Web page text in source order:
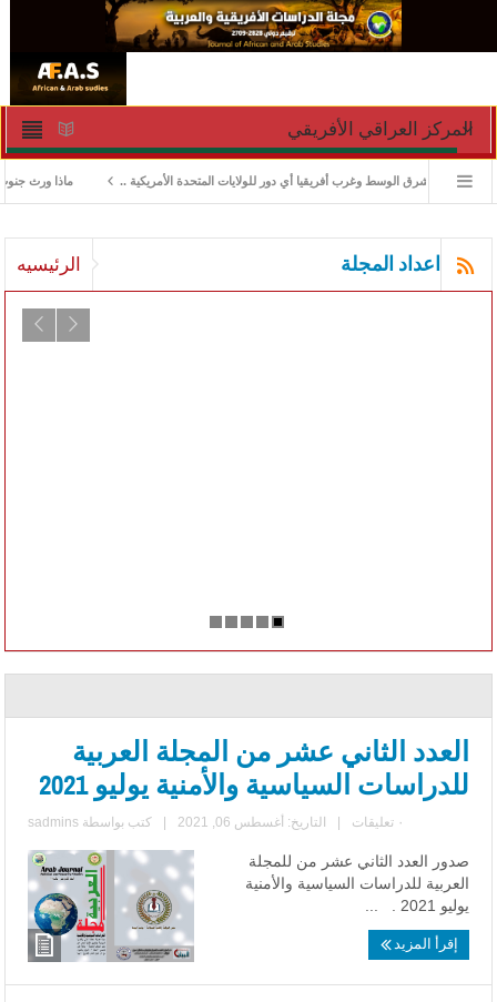
المركز العراقي الأفريقي
ماذا ورث جنوب في الشرق الوسط وغرب أفريقيا أي دور للولايات المتحدة الأمريكية ..
الرئيسيه اعداد المجلة
العدد الثاني عشر من المجلة العربية
للدراسات السياسية والأمنية يوليو 2021
كتب بواسطة sadmins التاريخ: أغسطس 06, 2021 ٠ تعليقات
صدور العدد الثاني عشر من للمجلة
العربية للدراسات السياسية والأمنية
يوليو 2021 . ...
إقرأ المزيد